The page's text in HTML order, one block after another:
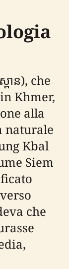
ាន), che
Khmer,
alla
naturale
Kbal
Siem
che